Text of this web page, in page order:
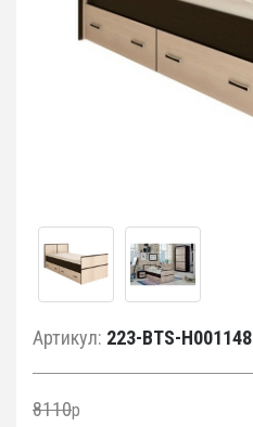
Артикул: 223-BTS-Н001148
8110p